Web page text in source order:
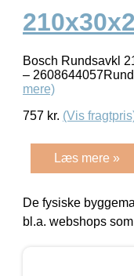
Bosch Rundsavkl
–
mere)
757 kr. (Vis
Læs mere »
De fysiske
bl.a. webshops som